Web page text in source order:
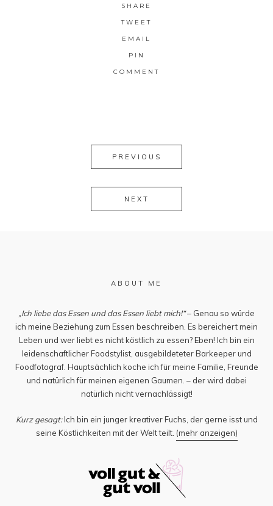
SHARE
TWEET
EMAIL
PIN
COMMENT
PREVIOUS
NEXT
ABOUT ME
„Ich liebe das Essen und das Essen liebt mich!“– Genau so würde
ich meine Beziehung zum Essen beschreiben. Es bereichert mein
Leben und wer liebt es nicht köstlich zu essen? Eben! Ich bin ein
leidenschaftlicher Foodstylist, ausgebildeteter Barkeeper und
Foodfotograf. Hauptsächlich koche ich für meine Familie, Freunde
und natürlich für meinen eigenen Gaumen. – der wird dabei
natürlich nicht vernachlässigt!
Kurz gesagt:Ich bin ein junger kreativer Fuchs, der gerne isst und
seine Köstlichkeiten mit der Welt teilt. (mehr anzeigen)